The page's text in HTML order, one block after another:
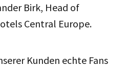
Birk, Head of
Central Europe.
Kunden echte Fans